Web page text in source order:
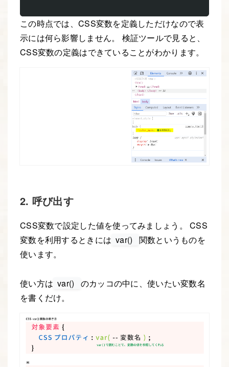
この時点では、CSS変数を定義しただけなので表
示には何ら影響しません。 検証ツールで見ると、
CSS変数の定義はできていることがわかります。
2. 呼び出す
CSS変数で設定した値を使ってみましょう。 CSS
変数を利用するときには var()
関数というものを
使います。
使い方は var()
のカッコの中に、使いたい変数名
を書くだけ。